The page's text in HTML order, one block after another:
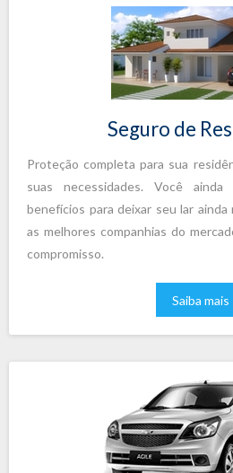
Seguro de
Proteção completa para sua
suas necessidades. Você
benefícios para deixar seu lar ainda
as melhores companhias do
compromisso.
Saiba mais